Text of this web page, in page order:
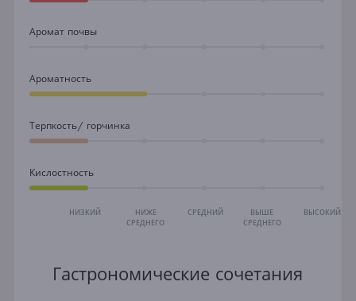
Аромат почвы
Ароматность
Терпкость/ горчинка
Кислостность
НИЗКИЙ
НИЖЕ
СРЕДНЕГО
СРЕДНИЙ
ВЫШЕ
СРЕДНЕГО
ВЫСОКИЙ
Гастрономические сочетания